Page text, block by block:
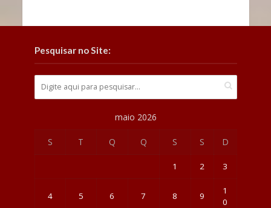
Pesquisar no Site:
maio 2026
S T Q Q S S D
1 2 3
4 5 6 7 8 9
1
0